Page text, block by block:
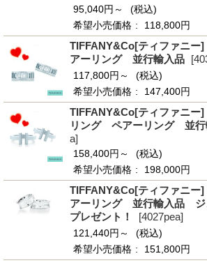
95,040円～
(税込)
希望小売価格 : 118,800円
TIFFANY&Co[ティファニ
アーリング 並行輸入品
117,800円～
(税込)
希望小売価格 : 147,400円
TIFFANY&Co[ティファニ
リング ペアーリング 並行
a]
158,400円～
(税込)
希望小売価格 : 198,000円
TIFFANY&Co[ティファニ
アーリング 並行輸入品 ジ
プレゼント！
[4027pea]
121,440円～
(税込)
希望小売価格 : 151,800円